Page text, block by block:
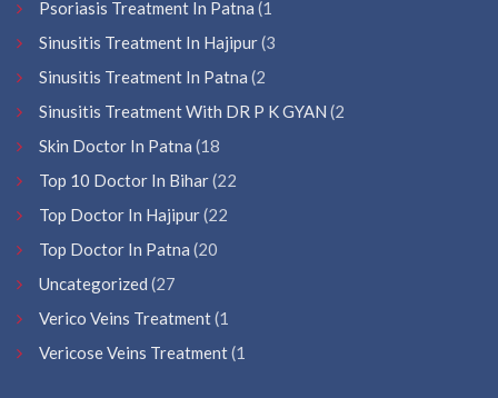
Psoriasis Treatment In Patna (1
Sinusitis Treatment In Hajipur(3
Sinusitis Treatment In Patna (2
Sinusitis Treatment With DR P K GYAN (2
Skin Doctor In Patna (18
Top 10 Doctor In Bihar(22
Top Doctor In Hajipur(22
Top Doctor In Patna (20
Uncategorized (27
Verico Veins Treatment(1
Vericose Veins Treatment(1